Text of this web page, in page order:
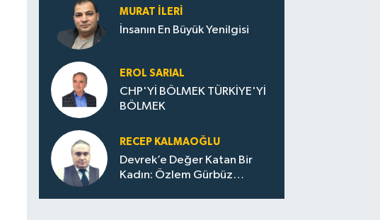
MURAT İLERI
İnsanın En Büyük Yenilgisi
EROL SARIAL
CHP'Yİ BÖLMEK TÜRKİYE'Yİ
BÖLMEK
RECEP KALMAOĞLU
Devrek’e Değer Katan Bir
Kadın: Özlem Gürbüz